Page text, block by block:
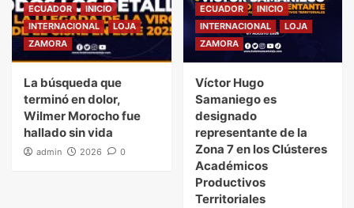
ECUADOR
INICIO
INTERNACIONAL
LOJA
ZAMORA
La búsqueda que
terminó en dolor,
Wilmer Morocho fue
hallado sin vida
admin 2026 0
ECUADOR
INICIO
INTERNACIONAL
LOJA
ZAMORA
Víctor Hugo
Samaniego es
designado
representante de la
Zona 7 en los Clústeres
Académicos
Productivos
Territoriales